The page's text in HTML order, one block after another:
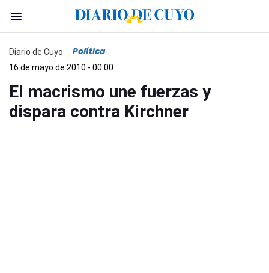
Diario de Cuyo Política
16 de mayo de 2010 - 00:00
El macrismo une fuerzas y
dispara contra Kirchner